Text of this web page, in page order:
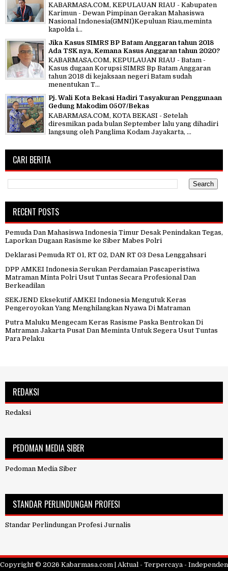
KABARMASA.COM, KEPULAUAN RIAU - Kabupaten
Karimun - Dewan Pimpinan Gerakan Mahasiswa
Nasional Indonesia(GMNI)Kepuluan Riau,meminta
kapolda i...
Jika Kasus SIMRS BP Batam Anggaran tahun 2018
Ada TSK nya, Kemana Kasus Anggaran tahun 2020?
KABARMASA.COM, KEPULAUAN RIAU - Batam -
Kasus dugaan Korupsi SIMRS Bp Batam Anggaran
tahun 2018 di kejaksaan negeri Batam sudah
menentukan T...
Pj. Wali Kota Bekasi Hadiri Tasyakuran Penggunaan
Gedung Makodim 0507/Bekas
KABARMASA.COM, KOTA BEKASI - Setelah
diresmikan pada bulan September lalu yang dihadiri
langsung oleh Panglima Kodam Jayakarta, ...
CARI BERITA
RECENT POSTS
Pemuda Dan Mahasiswa Indonesia Timur Desak Penindakan Tegas,
Laporkan Dugaan Rasisme ke Siber Mabes Polri
Deklarasi Pemuda RT 01, RT 02, DAN RT 03 Desa Lenggahsari
DPP AMKEI Indonesia Serukan Perdamaian Pascaperistiwa
Matraman Minta Polri Usut Tuntas Secara Profesional Dan
Berkeadilan
SEKJEND Eksekutif AMKEI Indonesia Mengutuk Keras
Pengeroyokan Yang Menghilangkan Nyawa Di Matraman
Putra Maluku Mengecam Keras Rasisme Paska Bentrokan Di
Matraman Jakarta Pusat Dan Meminta Untuk Segera Usut Tuntas
Para Pelaku
REDAKSI
Redaksi
PEDOMAN MEDIA SIBER
Pedoman Media Siber
STANDAR PERLINDUNGAN PROFESI
Standar Perlindungan Profesi Jurnalis
Copyright © 2026 Kabarmasa.com | Aktual - Terpercaya - Independen